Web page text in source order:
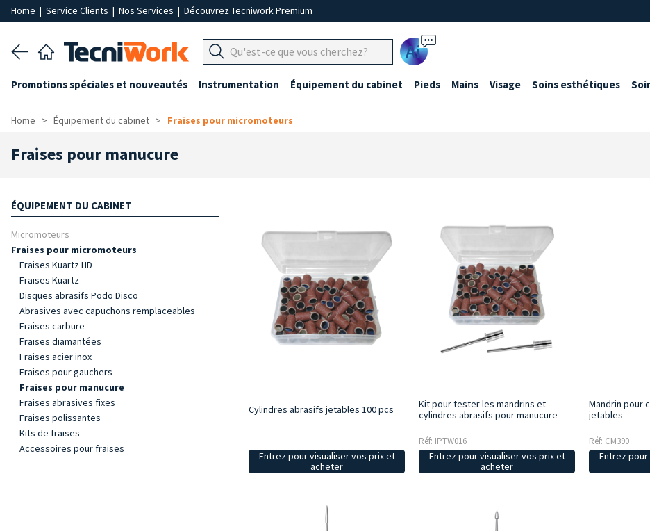
Home | Service Clients | Nos Services | Découvrez Tecniwork Premium
Ai
Promotions spéciales et nouveautés Instrumentation Équipement du cabinet Pieds Mains Visage Soins esthétiques
Home Équipement du cabinet Fraises pour micromoteurs
Fraises pour manucure
ÉQUIPEMENT DU CABINET
Micromoteurs
Fraises pour micromoteurs
Fraises Kuartz HD
Fraises Kuartz
Disques abrasifs Podo Disco
Abrasives avec capuchons remplaceables
Fraises carbure
Fraises diamantées
Fraises acier inox
Fraises pour gauchers
Fraises pour manucure
Fraises abrasives fixes
Fraises polissantes
Kits de fraises
Accessoires pour fraises
Cylindres abrasifs jetables 100 pcs
Entrez pour visualiser vos prix et
acheter
Kit pour tester les mandrins et
cylindres abrasifs pour manucure
Réf: IPTW016
Entrez pour visualiser vos prix et
acheter
Mandrin pour
jetables
Réf: CM390
Entrez